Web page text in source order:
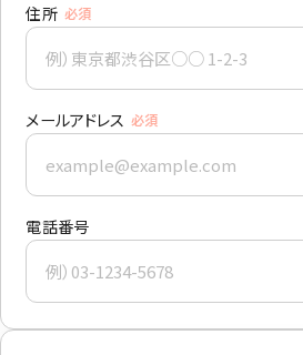
住所 必須
メールアドレス 必須
電話番号
CONTACT
まずは相談からでも、お
わせください。
Let's Connect !
ADDRESS